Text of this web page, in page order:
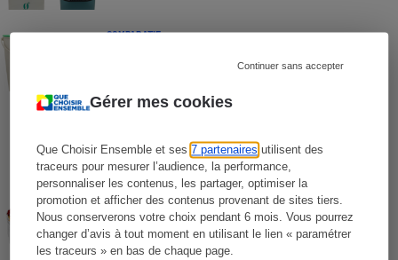
Gérer mes cookies
Que Choisir Ensemble et ses7 partenaires utilisent des
traceurs pour mesurer l’audience, la performance,
personnaliser les contenus, les partager, optimiser la
promotion et afficher des contenus provenant de sites tiers.
Nous conserverons votre choix pendant 6 mois. Vous pourrez
changer d’avis à tout moment en utilisant le lien « paramétrer
les traceurs » en bas de chaque page.
Continuer sans accepter
COMPARATIF
COMPARATIF
Déshydrateurs alimentaires